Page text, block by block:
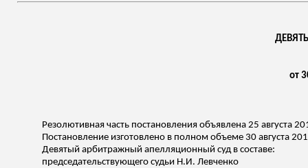
от
Резолютивная часть постановления объявлена 25 августа
Постановление изготовлено в полном объеме 30 августа
Девятый арбитражный апелляционный суд в составе:
председательствующего судьи Н.И. Левченко